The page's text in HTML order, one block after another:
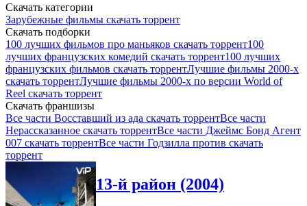
Скачать категории
Зарубежные фильмы скачать торрент
Скачать подборки
100 лучших фильмов про маньяков скачать торрент100
лучших французских комедий скачать торрент100 лучших
французских фильмов скачать торрентЛучшие фильмы 2000-х
скачать торрентЛучшие фильмы 2000-х по версии World of
Reel скачать торрент
Скачать франшизы
Все части Восставший из ада скачать торрентВсе части
Нерассказанное скачать торрентВсе части Джеймс Бонд Агент
007 скачать торрентВсе части Годзилла против скачать
торрент
13-й район (2004)